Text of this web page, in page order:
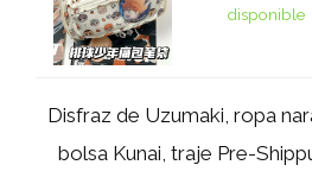
disponible
Disfraz de Uzumaki, ropa
bolsa Kunai, traje Pre-